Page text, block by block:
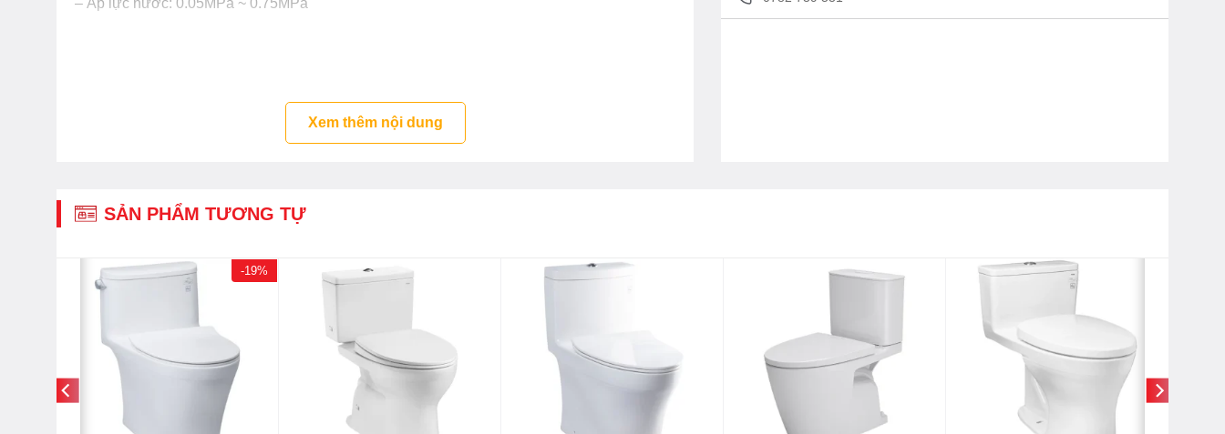
– Áp lực nước: 0.05MPa ~ 0.75MPa
Xem thêm nội dung
SẢN PHẨM TƯƠNG TỰ
-19%